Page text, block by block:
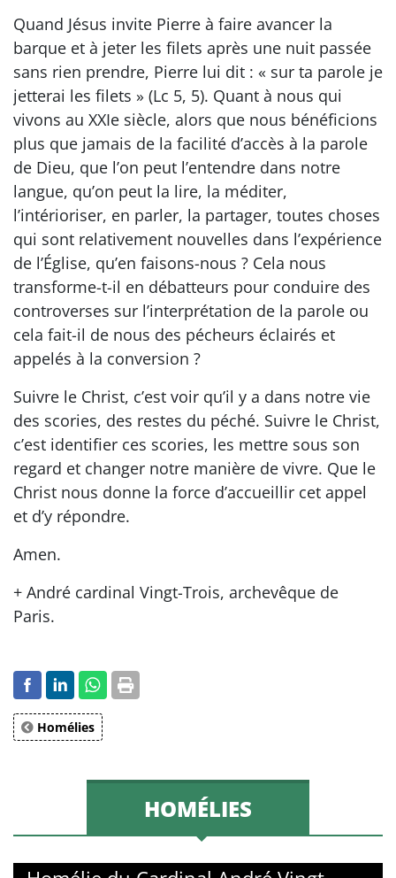
Quand Jésus invite Pierre à faire avancer la
barque et à jeter les filets après une nuit passée
sans rien prendre, Pierre lui dit : « sur ta parole je
jetterai les filets » (Lc 5, 5). Quant à nous qui
vivons au XXIe siècle, alors que nous bénéficions
plus que jamais de la facilité d’accès à la parole
de Dieu, que l’on peut l’entendre dans notre
langue, qu’on peut la lire, la méditer,
l’intérioriser, en parler, la partager, toutes choses
qui sont relativement nouvelles dans l’expérience
de l’Église, qu’en faisons-nous ? Cela nous
transforme-t-il en débatteurs pour conduire des
controverses sur l’interprétation de la parole ou
cela fait-il de nous des pécheurs éclairés et
appelés à la conversion ?
Suivre le Christ, c’est voir qu’il y a dans notre vie
des scories, des restes du péché. Suivre le Christ,
c’est identifier ces scories, les mettre sous son
regard et changer notre manière de vivre. Que le
Christ nous donne la force d’accueillir cet appel
et d’y répondre.
Amen.
+ André cardinal Vingt-Trois, archevêque de
Paris.
Homélies
HOMÉLIES